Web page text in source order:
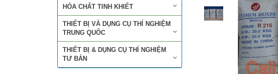
HÓA CHẤT TINH KHIẾT
THIẾT BỊ VÀ DỤNG CỤ THÍ NGHIỆM
TRUNG QUỐC
THIẾT BỊ & DỤNG CỤ THÍ NGHIỆM
TƯ BẢN